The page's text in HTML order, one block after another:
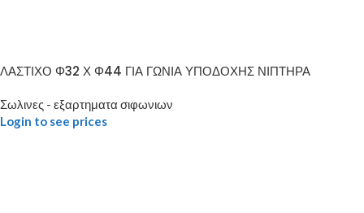
ΛΑΣΤΙΧΟ Φ32 Χ Φ44 ΓΙΑ ΓΩΝΙΑ ΥΠΟΔΟΧΗΣ ΝΙΠΤΗΡΑ
Σωλινες - εξαρτηματα σιφωνιων
Login to see prices